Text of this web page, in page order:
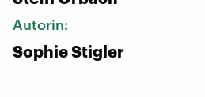
Autorin:
Sophie Stigler